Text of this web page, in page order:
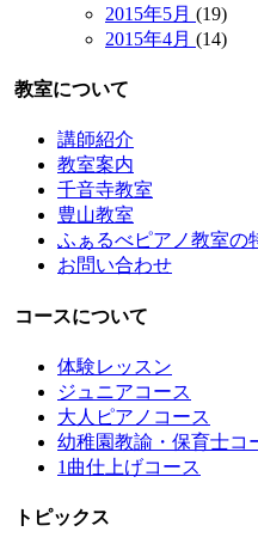
2015年5月 (19)
2015年4月 (14)
教室について
講師紹介
教室案内
千音寺教室
豊山教室
ふぁるべピアノ教室の
お問い合わせ
コースについて
体験レッスン
ジュニアコース
大人ピアノコース
幼稚園教諭・保育士コ
1曲仕上げコース
トピックス